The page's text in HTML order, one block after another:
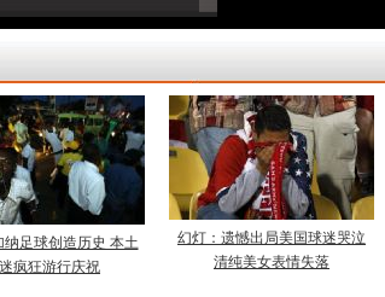
纳足球创造历史 本土
疯狂游行庆祝
幻灯：遗憾出局美国球迷哭泣
清纯美女表情失落